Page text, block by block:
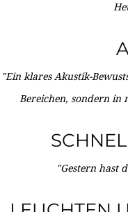
"Ein klares Akustik-
Bereichen, sondern in
"Gestern hast